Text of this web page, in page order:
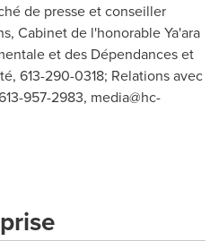
de presse et conseiller
Cabinet de l'honorable Ya'ara
et des Dépendances et
613-290-0318; Relations avec
957-2983, media@hc-